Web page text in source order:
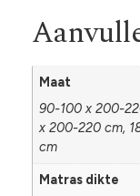
Maat
90-100 x 200-
x 200-220 cm,
cm
Matras dikte